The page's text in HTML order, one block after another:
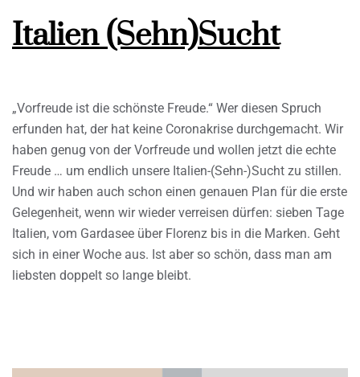
Italien (Sehn)Sucht
„Vorfreude ist die schönste Freude.“ Wer diesen Spruch
erfunden hat, der hat keine Coronakrise durchgemacht. Wir
haben genug von der Vorfreude und wollen jetzt die echte
Freude … um endlich unsere Italien-(Sehn-)Sucht zu stillen.
Und wir haben auch schon einen genauen Plan für die erste
Gelegenheit, wenn wir wieder verreisen dürfen: sieben Tage
Italien, vom Gardasee über Florenz bis in die Marken. Geht
sich in einer Woche aus. Ist aber so schön, dass man am
liebsten doppelt so lange bleibt.